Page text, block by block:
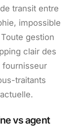
transit entre
impossible
gestion
clair des
fournisseur
traitants
vs agent